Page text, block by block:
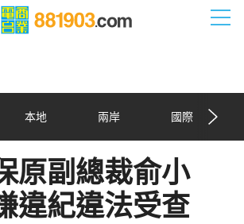
本地 兩岸 國際
原副總裁俞小
紀違法受查